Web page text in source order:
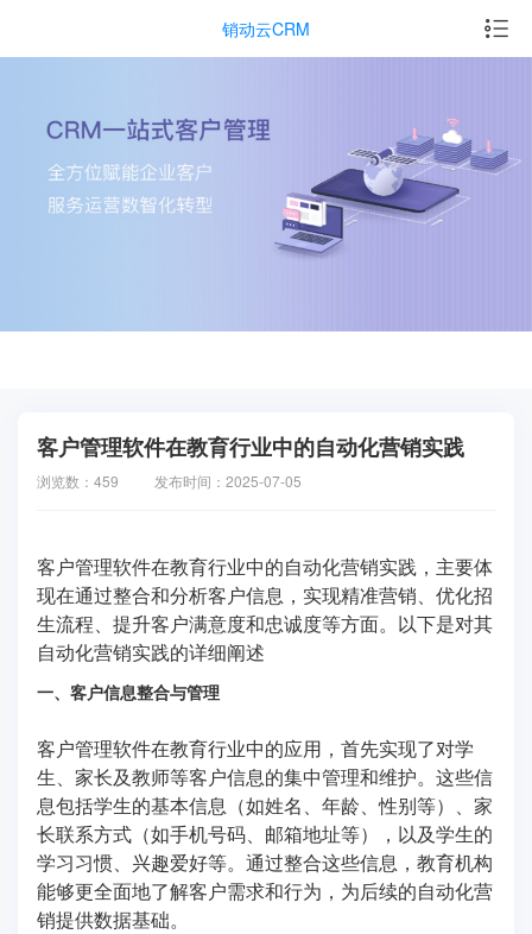
销动云CRM
客户管理软件在教育行业中的自动化营销实践
浏览数：459 发布时间：2025-07-05
客户管理软件在教育行业中的自动化营销实践，主要体
现在通过整合和分析客户信息，实现精准营销、优化招
生流程、提升客户满意度和忠诚度等方面。以下是对其
自动化营销实践的详细阐述
一、客户信息整合与管理
客户管理软件在教育行业中的应用，首先实现了对学
生、家长及教师等客户信息的集中管理和维护。这些信
息包括学生的基本信息（如姓名、年龄、性别等）、家
长联系方式（如手机号码、邮箱地址等），以及学生的
学习习惯、兴趣爱好等。通过整合这些信息，教育机构
能够更全面地了解客户需求和行为，为后续的自动化营
销提供数据基础。